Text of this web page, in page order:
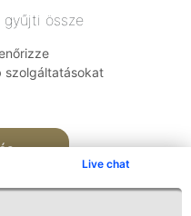
Live chat
gyűjti össze
szolgáltatásokat